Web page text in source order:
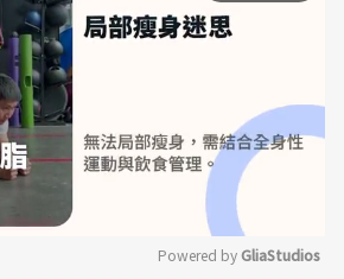
Powered by GliaStudios